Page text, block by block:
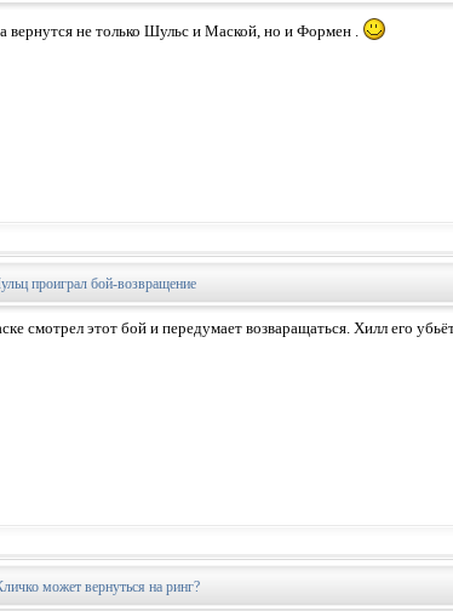
вернутся не только Шульс и Маской, но и Формен .
проиграл бой-возвращение
смотрел этот бой и передумает возваращаться. Хилл его
может вернуться на ринг?